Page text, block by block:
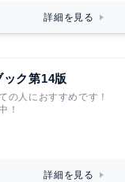
詳細を見る
ク第14版
の人におすすめです！
！
詳細を見る